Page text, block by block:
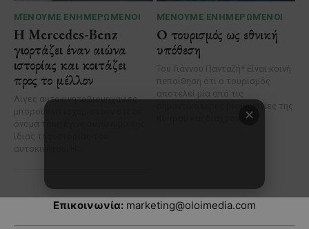
Επικοινωνία: marketing@oloimedia.com